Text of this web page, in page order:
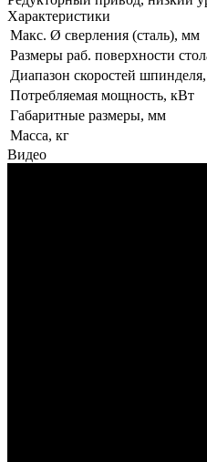
Характеристики
Макс. Ø сверления (сталь), мм
Размеры раб. поверхности
Диапазон скоростей
Потребляемая мощность, кВт
Габаритные размеры, мм
Масса, кг
Видео